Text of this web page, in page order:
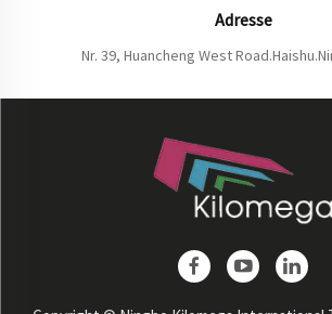
Adresse
Nr. 39, Huancheng West